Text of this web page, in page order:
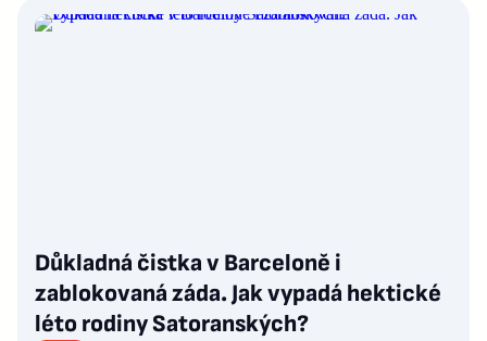
Důkladná čistka v Barceloně i
zablokovaná záda. Jak vypadá hektické
léto rodiny Satoranských?